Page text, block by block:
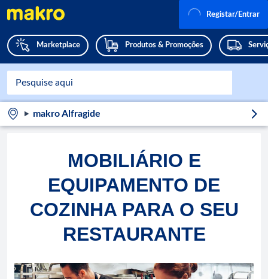
Marketplace Produtos & Promoções
Registar/Entrar
makro Alfragide
MOBILIÁRIO E
EQUIPAMENTO DE
COZINHA PARA O SEU
RESTAURANTE